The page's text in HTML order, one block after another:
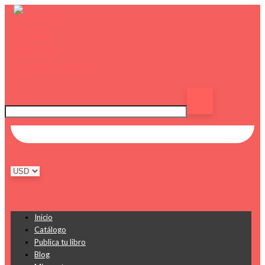
Inicio
Catálogo
Publica tu libro
Blog